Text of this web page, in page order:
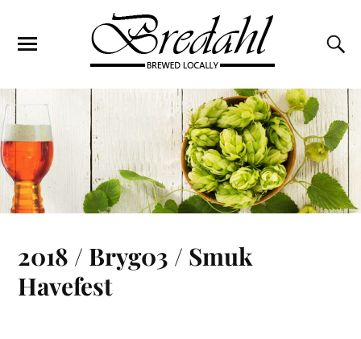
2018 / Bryg03 / Smuk
Havefest